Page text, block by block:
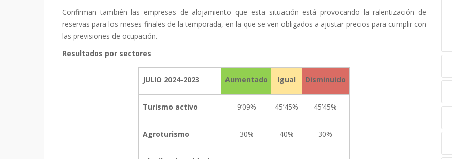
Confirman también las empresas de alojamiento que esta situación está provocando la ralentización de
reservas para los meses finales de la temporada, en la que se ven obligados a ajustar precios para cumplir con
las previsiones de ocupación.
Resultados por sectores
JULIO 2024-2023 Aumentado Igual Disminuido
Turismo activo 9’09% 45’45% 45’45%
Agroturismo 30% 40% 30%